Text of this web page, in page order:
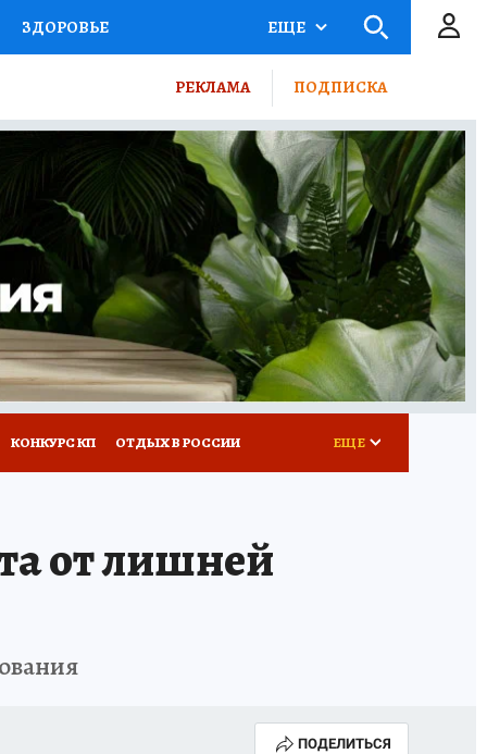
ЗДОРОВЬЕ
ПУТЕВОДИТЕЛЬ
ТУРИЗМ
ВСЕ О КП РАДИО КП
ЕЩЕ
РЕКЛАМА ПОДПИСКА
КОНКУРС КП ОТДЫХ В РОССИИ ЕЩЕ
от лишней
ПОДЕЛИТЬСЯ